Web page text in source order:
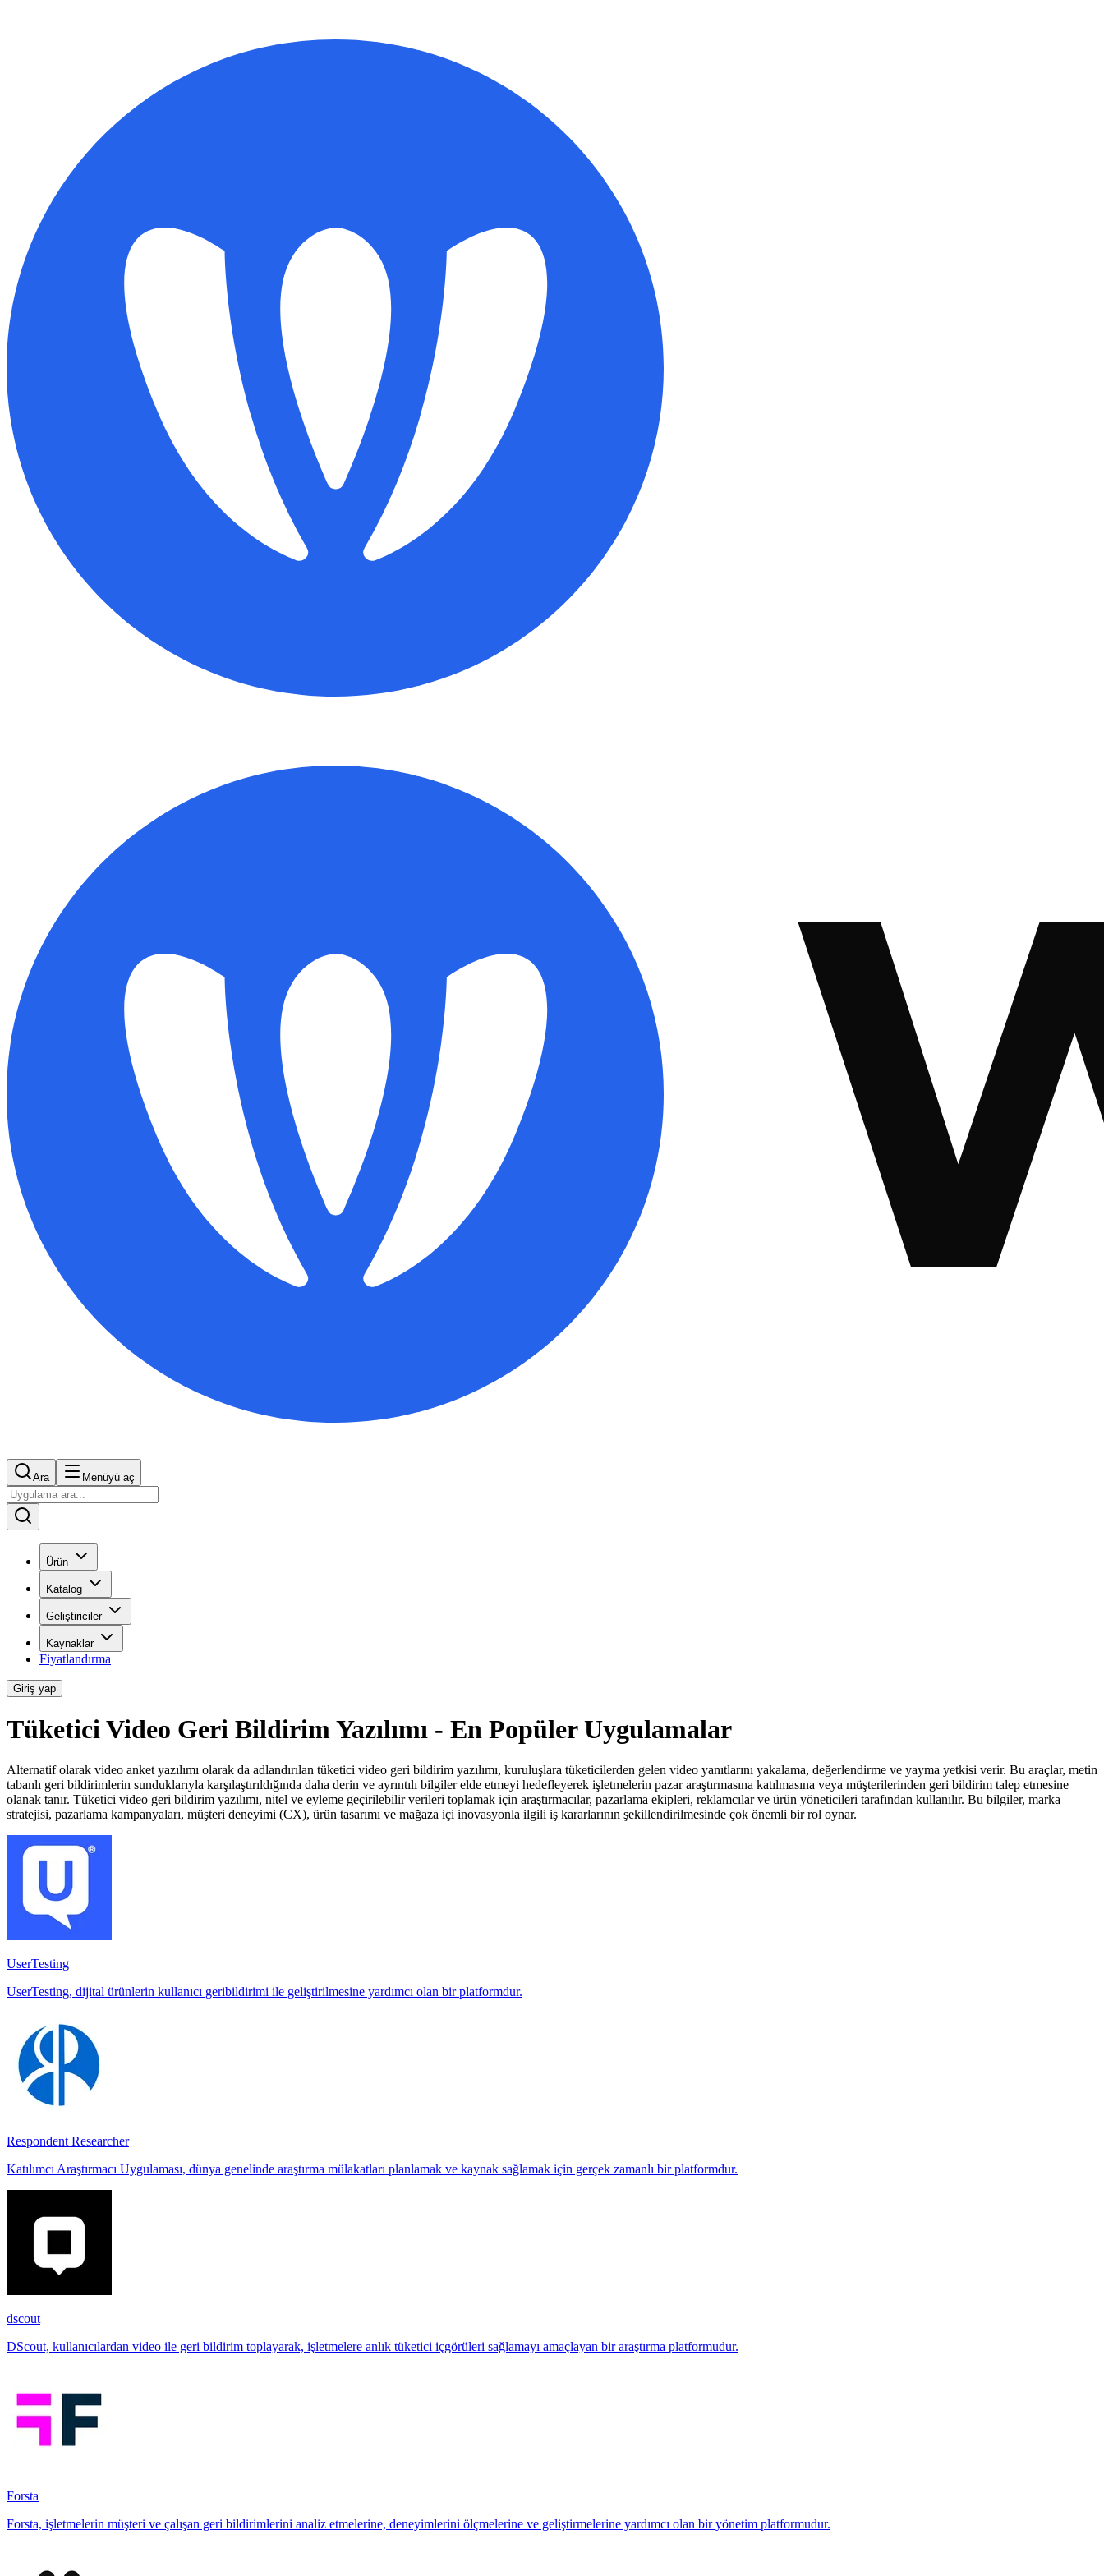
Ara Menüyü aç
Ürün
Katalog
Geliştiriciler
Kaynaklar
Fiyatlandırma
Giriş yap
Tüketici Video Geri Bildirim Yazılımı - En Popüler Uygulamalar
Alternatif olarak video anket yazılımı olarak da adlandırılan tüketici video geri bildirim yazılımı, kuruluşlara tüketicilerden gelen video yanıtlarını yakalama, değerlendirme ve yayma yetkisi verir. Bu araçlar, metin
tabanlı geri bildirimlerin sunduklarıyla karşılaştırıldığında daha derin ve ayrıntılı bilgiler elde etmeyi hedefleyerek işletmelerin pazar araştırmasına katılmasına veya müşterilerinden geri bildirim talep etmesine
olanak tanır. Tüketici video geri bildirim yazılımı, nitel ve eyleme geçirilebilir verileri toplamak için araştırmacılar, pazarlama ekipleri, reklamcılar ve ürün yöneticileri tarafından kullanılır. Bu bilgiler, marka
stratejisi, pazarlama kampanyaları, müşteri deneyimi (CX), ürün tasarımı ve mağaza içi inovasyonla ilgili iş kararlarının şekillendirilmesinde çok önemli bir rol oynar.
UserTesting
UserTesting, dijital ürünlerin kullanıcı geribildirimi ile geliştirilmesine yardımcı olan bir platformdur.
Respondent Researcher
Katılımcı Araştırmacı Uygulaması, dünya genelinde araştırma mülakatları planlamak ve kaynak sağlamak için gerçek zamanlı bir platformdur.
dscout
DScout, kullanıcılardan video ile geri bildirim toplayarak, işletmelere anlık tüketici içgörüleri sağlamayı amaçlayan bir araştırma platformudur.
Forsta
Forsta, işletmelerin müşteri ve çalışan geri bildirimlerini analiz etmelerine, deneyimlerini ölçmelerine ve geliştirmelerine yardımcı olan bir yönetim platformudur.